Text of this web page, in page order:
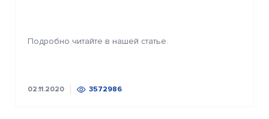
Подробно читайте в нашей статье.
02.11.2020 3572986